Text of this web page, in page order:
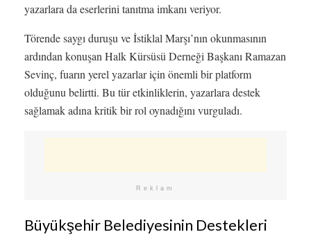
yazarlara da eserlerini tanıtma imkanı veriyor.
Törende saygı duruşu ve İstiklal Marşı’nın okunmasının
ardından konuşan Halk Kürsüsü Derneği Başkanı Ramazan
Sevinç, fuarın yerel yazarlar için önemli bir platform
olduğunu belirtti. Bu tür etkinliklerin, yazarlara destek
sağlamak adına kritik bir rol oynadığını vurguladı.
Reklam
Büyükşehir Belediyesinin Destekleri